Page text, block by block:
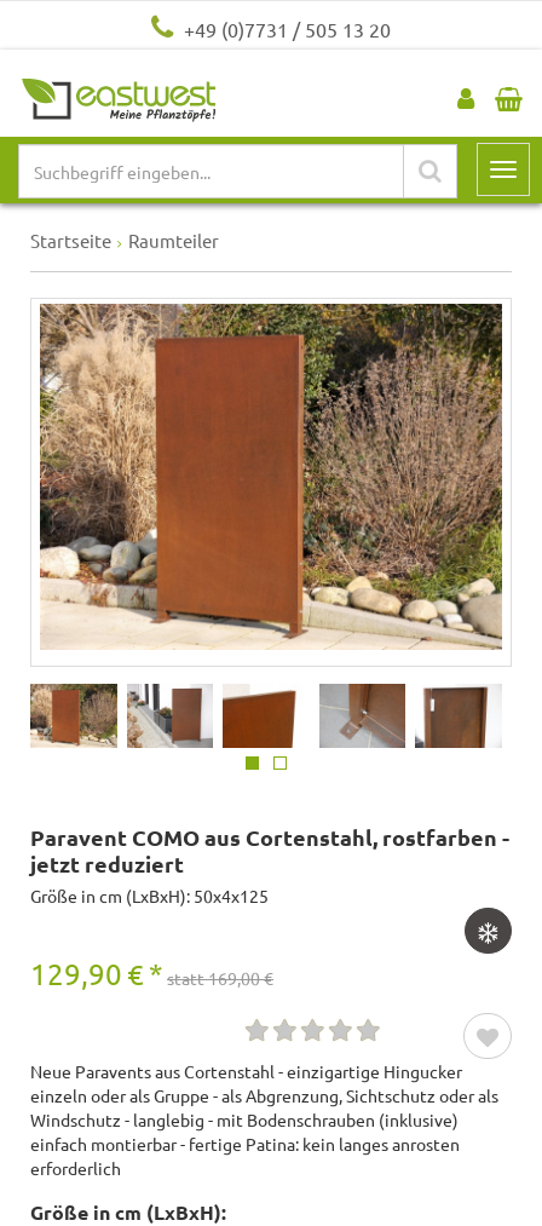
+49 (0)7731 / 505 13 20
Startseite Raumteiler
Paravent COMO aus Cortenstahl, rostfarben -
jetzt reduziert
Größe in cm (LxBxH): 50x4x125
129,90 € * statt 169,00 €
Neue Paravents aus Cortenstahl - einzigartige Hingucker
einzeln oder als Gruppe - als Abgrenzung, Sichtschutz oder als
Windschutz - langlebig - mit Bodenschrauben (inklusive)
einfach montierbar - fertige Patina: kein langes anrosten
erforderlich
Größe in cm (LxBxH):